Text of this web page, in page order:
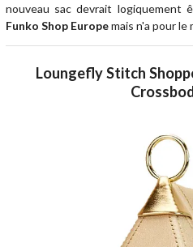
nouveau sac devrait logiquement
Funko Shop Europemais n'a pour
Loungefly Stitch